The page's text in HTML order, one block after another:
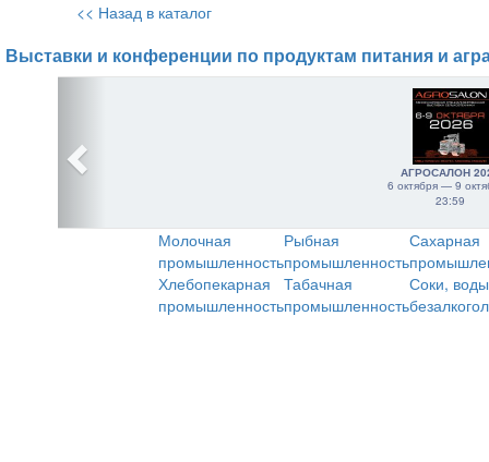
<< Назад в каталог
Выставки и конференции по продуктам питания и
АГРОСАЛОН
6 октября — 9
23:59
Молочная
промышленность
Рыбная
промышленность
Сахарная
Хлебопекарная
промышленность
Табачная
промышленность
Соки,